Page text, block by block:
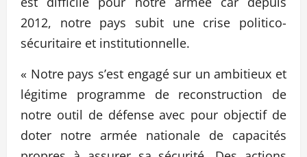
2012, notre pays subit une crise politico-
sécuritaire et institutionnelle.
« Notre pays s’est engagé sur un ambitieux et
légitime programme de reconstruction de
notre outil de défense avec pour objectif de
doter notre armée nationale de capacités